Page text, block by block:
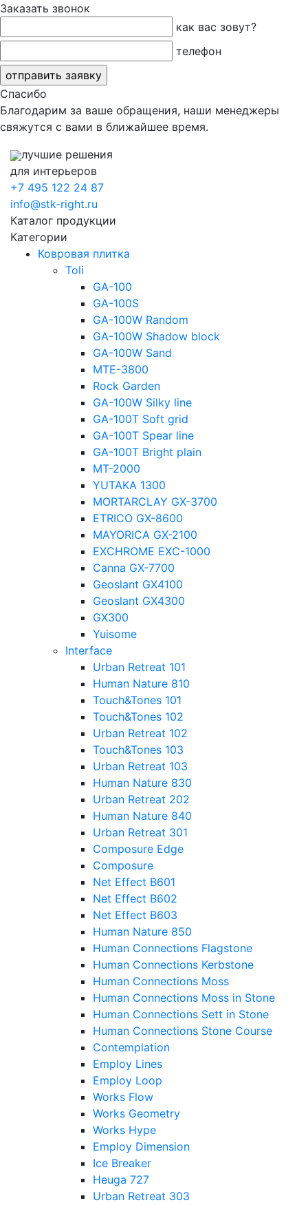
Заказать звонок
как вас зовут?
телефон
Спасибо
Благодарим за ваше обращения, наши менеджеры
свяжутся с вами в ближайшее время.
лучшие решения
для интерьеров
+7 495 122 24 87
info@stk-right.ru
Каталог продукции
Категории
Ковровая плитка
Toli
GA-100
GA-100S
GA-100W Random
GA-100W Shadow block
GA-100W Sand
MTE-3800
Rock Garden
GA-100W Silky line
GA-100T Soft grid
GA-100T Spear line
GA-100T Bright plain
MT-2000
YUTAKA 1300
MORTARCLAY GX-3700
ETRICO GX-8600
MAYORICA GX-2100
EXCHROME EXC-1000
Canna GX-7700
Geoslant GX4100
Geoslant GX4300
GX300
Yuisome
Interface
Urban Retreat 101
Human Nature 810
Touch&Tones 101
Touch&Tones 102
Urban Retreat 102
Touch&Tones 103
Urban Retreat 103
Human Nature 830
Urban Retreat 202
Human Nature 840
Urban Retreat 301
Composure Edge
Composure
Net Effect B601
Net Effect B602
Net Effect B603
Human Nature 850
Human Connections Flagstone
Human Connections Kerbstone
Human Connections Moss
Human Connections Moss in Stone
Human Connections Sett in Stone
Human Connections Stone Course
Contemplation
Employ Lines
Employ Loop
Works Flow
Works Geometry
Works Hype
Employ Dimension
Ice Breaker
Heuga 727
Urban Retreat 303